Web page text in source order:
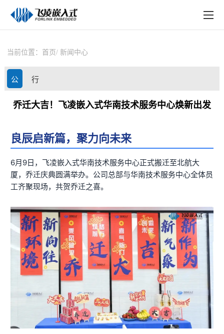
技术与支持
在线文档
方案定制
天猫商城
新闻中心
技术论坛
在线购买
当前位置： 首页 新闻中心
公
司
态
行
业
讯
乔迁大吉！飞凌嵌入式华南技术服务中心焕新出发
良辰启新篇，聚力向未来
6月9日， 飞凌嵌入式华南技术服务中心正式搬迁至北航大
厦，乔迁庆典圆满举办。公司总部与华南技术服务中心全体员
工齐聚现场，共贺乔迁之喜。